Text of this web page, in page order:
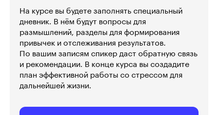
На курсе вы будете заполнять специальный
дневник. В нём будут вопросы для
размышлений, разделы для формирования
привычек и отслеживания результатов.
По вашим записям спикер даст обратную связь
и рекомендации. В конце курса вы создадите
план эффективной работы со стрессом для
дальнейшей жизни.